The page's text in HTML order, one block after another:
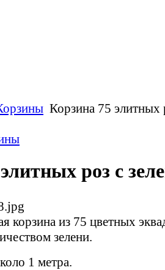
Корзина 75 элитных
роз с
корзина из 75 цветных
зелени.
1 метра.